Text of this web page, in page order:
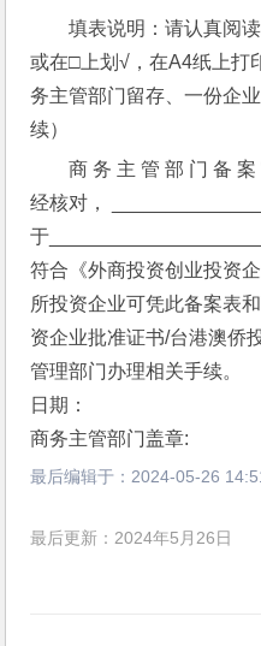
填表说明：请认真阅
或在□上划√，在A4纸上打
务主管部门留存、一份企
续）
商 务 主 管 部 门 备
经核对，
于
符合《外商投资创业投资
所投资企业可凭此备案表
资企业批准证书/台港澳侨
管理部门办理相关手续。
日期：
商务主管部门盖章:
最后编辑于： 2024-05-26
最后更新：2024年5月26日